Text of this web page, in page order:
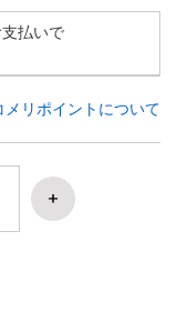
払いで
メリポイントについて